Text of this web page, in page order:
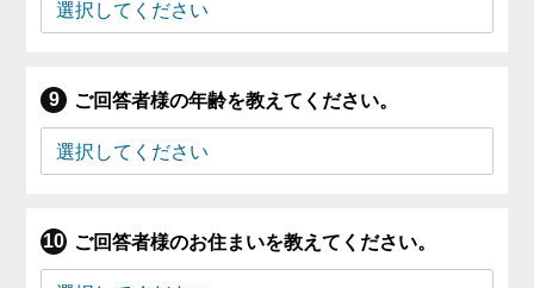
ご回答者様の年齢を教えてください。
ご回答者様のお住まいを教えてください。